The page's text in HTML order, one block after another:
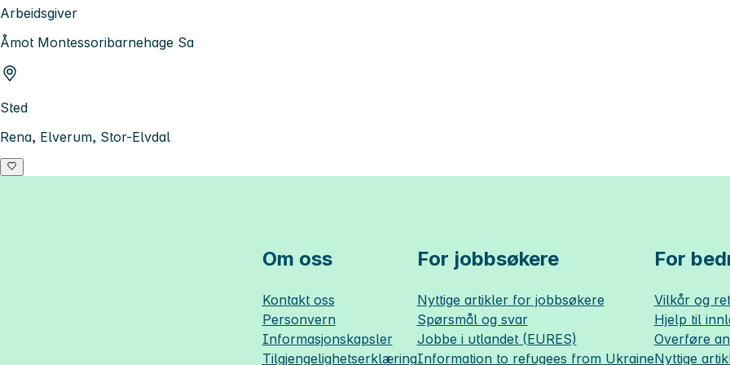
Arbeidsgiver
Åmot Montessoribarnehage Sa
Sted
Rena, Elverum, Stor-Elvdal
Om oss
Kontakt oss
Personvern
Informasjonskapsler
Tilgjengelighetserklæring
For jobbsøkere
Nyttige artikler for jobbsøkere
Spørsmål og svar
Jobbe i utlandet (EURES)
Information to refugees from Ukraine
For
Vilkår og
Hjelp til
Overføre
Nyttige